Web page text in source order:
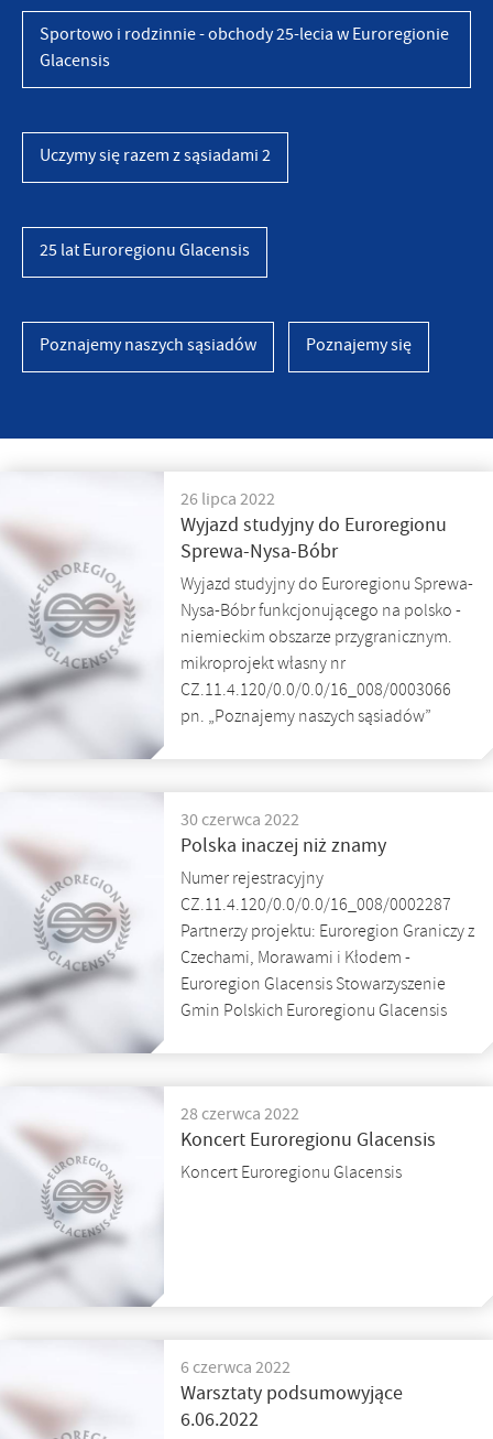
Sportowo i rodzinnie - obchody 25-lecia w Euroregionie
Glacensis
Uczymy się razem z sąsiadami 2
25 lat Euroregionu Glacensis
Poznajemy naszych sąsiadów Poznajemy się
26 lipca 2022
Wyjazd studyjny do Euroregionu
Sprewa-Nysa-Bóbr
Wyjazd studyjny do Euroregionu Sprewa-
Nysa-Bóbr funkcjonującego na polsko -
niemieckim obszarze przygranicznym.
mikroprojekt własny nr
CZ.11.4.120/0.0/0.0/16_008/0003066
pn. „Poznajemy naszych sąsiadów”
30 czerwca 2022
Polska inaczej niż znamy
Numer rejestracyjny
CZ.11.4.120/0.0/0.0/16_008/0002287
Partnerzy projektu: Euroregion Graniczy z
Czechami, Morawami i Kłodem -
Euroregion Glacensis Stowarzyszenie
Gmin Polskich Euroregionu Glacensis
28 czerwca 2022
Koncert Euroregionu Glacensis
Koncert Euroregionu Glacensis
6 czerwca 2022
Warsztaty podsumowyjące
6.06.2022